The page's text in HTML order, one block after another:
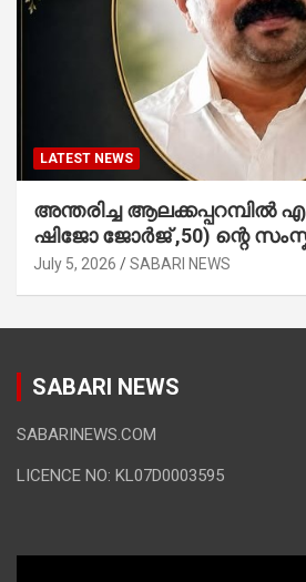
LATEST NEWS
അന്തരിച്ച ആ​ല​ക്ക​പ്പ​റമ്പിൽ​
ഷിജോ ജോർജ് ,50) ന്റെ
July 5, 2026 SABARI NEWS
SABARI NEWS
SABARINEWS.COM
LICENCE NO: KL07D0003595